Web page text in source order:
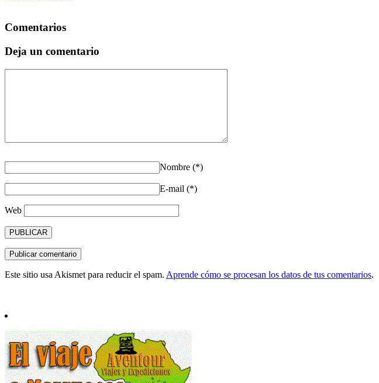
Comentarios
Deja un comentario
Nombre (*)
E-mail (*)
Web
Este sitio usa Akismet para reducir el spam. Aprende cómo se procesan los datos de tus comentarios.